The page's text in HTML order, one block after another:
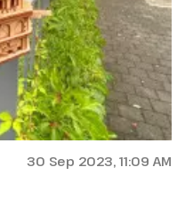
30 Sep 2023, 11:09 AM